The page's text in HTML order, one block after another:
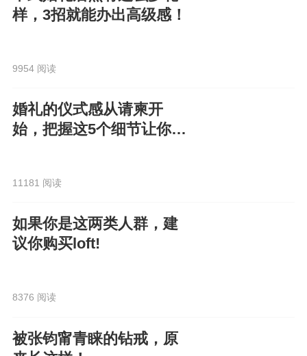
样，3招就能办出高级感！
9954 阅读
婚礼的仪式感从请柬开
始，把握这5个细节让你的
11181 阅读
如果你是这两类人群，建
议你购买loft!
8376 阅读
被张钧甯青睐的钻戒，原